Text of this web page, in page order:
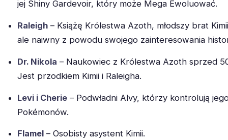
jej Shiny Gardevoir, który może Mega Ewoluować.
Raleigh – Książę Królestwa Azoth, młodszy brat
ale naiwny z powodu swojego zainteresowania
Dr. Nikola – Naukowiec z Królestwa Azoth sprzed
Jest przodkiem Kimii i Raleigha.
Levi i Cherie – Podwładni Alvy, którzy kontrolują
Pokémonów.
Flamel – Osobisty asystent Kimii.